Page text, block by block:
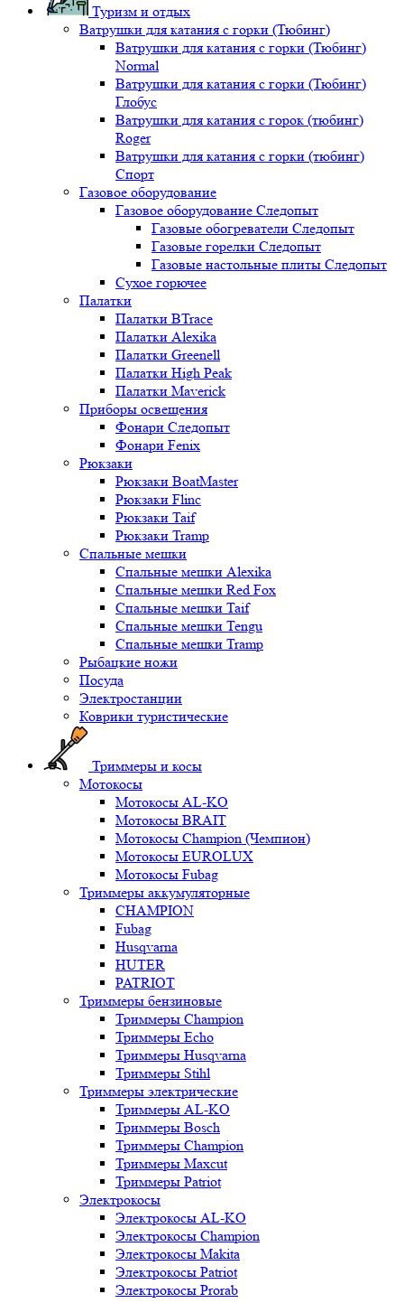
Туризм и отдых
Ватрушки для катания с горки (Тюбинг)
Ватрушки для катания с горки (Тюбинг)
Normal
Ватрушки для катания с горки (Тюбинг)
Глобус
Ватрушки для катания с горок (тюбинг)
Roger
Ватрушки для катания с горки (тюбинг)
Спорт
Газовое оборудование
Газовое оборудование Следопыт
Газовые обогреватели Следопыт
Газовые горелки Следопыт
Газовые настольные плиты Следопыт
Сухое горючее
Палатки
Палатки BTrace
Палатки Alexika
Палатки Greenell
Палатки High Peak
Палатки Maverick
Приборы освещения
Фонари Следопыт
Фонари Fenix
Рюкзаки
Рюкзаки BoatMaster
Рюкзаки Flinc
Рюкзаки Taif
Рюкзаки Tramp
Спальные мешки
Спальные мешки Alexika
Спальные мешки Red Fox
Спальные мешки Taif
Спальные мешки Tengu
Спальные мешки Tramp
Рыбацкие ножи
Посуда
Электростанции
Коврики туристические
Триммеры и косы
Мотокосы
Мотокосы AL-KO
Мотокосы BRAIT
Мотокосы Champion (Чемпион)
Мотокосы EUROLUX
Мотокосы Fubag
Триммеры аккумуляторные
CHAMPION
Fubag
Husqvarna
HUTER
PATRIOT
Триммеры бензиновые
Триммеры Champion
Триммеры Echo
Триммеры Husqvarna
Триммеры Stihl
Триммеры электрические
Триммеры AL-KO
Триммеры Bosch
Триммеры Champion
Триммеры Maxcut
Триммеры Patriot
Электрокосы
Электрокосы AL-KO
Электрокосы Champion
Электрокосы Makita
Электрокосы Patriot
Электрокосы Prorab